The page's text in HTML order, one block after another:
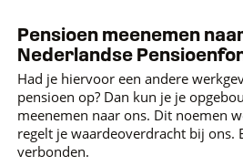
Pensioen meenemen
Nederlandse
Had je hiervoor een andere
pensioen op? Dan kun je je
meenemen naar ons. Dit noemen
regelt je waardeoverdracht bij ons.
verbonden.